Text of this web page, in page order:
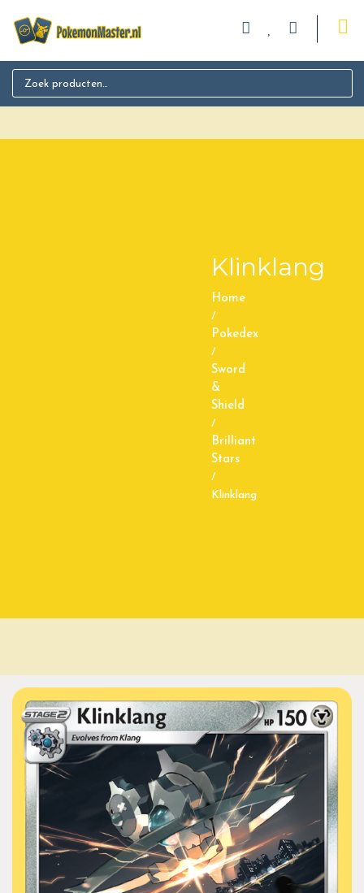
Search for:
Klinklang
Home
/
Pokedex
/
Sword
&
Shield
/
Brilliant
Stars
/
Klinklang